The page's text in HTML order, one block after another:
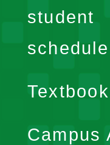
student
schedule
Campus